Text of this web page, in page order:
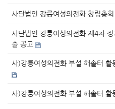
사단법인 강릉여성의전화 창립총
사단법인 강릉여성의전화 제4차
출 공고
사)강릉여성의전화 부설 해솔터
사)강릉여성의전화 부설 해솔터 활